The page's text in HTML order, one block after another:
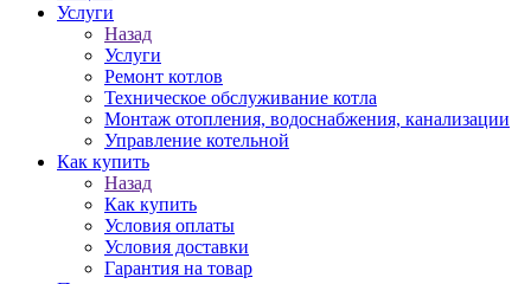
Услуги
Назад
Услуги
Ремонт котлов
Техническое обслуживание котла
Монтаж отопления, водоснабжения, канализации
Управление котельной
Как купить
Назад
Как купить
Условия оплаты
Условия доставки
Гарантия на товар